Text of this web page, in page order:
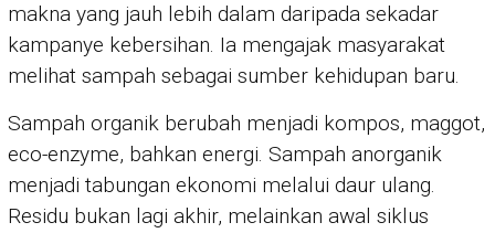
makna yang jauh lebih dalam daripada sekadar
kampanye kebersihan. Ia mengajak masyarakat
melihat sampah sebagai sumber kehidupan baru.
Sampah organik berubah menjadi kompos, maggot,
eco-enzyme, bahkan energi. Sampah anorganik
menjadi tabungan ekonomi melalui daur ulang.
Residu bukan lagi akhir, melainkan awal siklus